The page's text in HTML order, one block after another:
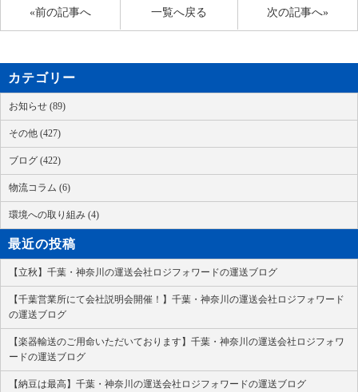
«前の記事へ 次の記事へ»
一覧へ戻る
カテゴリー
お知らせ (89)
その他 (427)
ブログ (422)
物流コラム (6)
環境への取り組み (4)
最近の投稿
【立秋】千葉・神奈川の運送会社ロジフォワードの運送ブログ
【千葉営業所にて会社説明会開催！】千葉・神奈川の運送会社ロジフォワード
の運送ブログ
【楽器輸送のご用命いただいております】千葉・神奈川の運送会社ロジフォワ
ードの運送ブログ
【納豆は最高】千葉・神奈川の運送会社ロジフォワードの運送ブログ